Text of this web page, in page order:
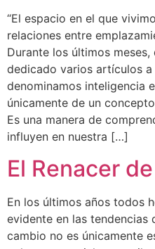
“El espacio en el que
relaciones entre
Durante los últimos
dedicado varios artículos
denominamos inteligencia
únicamente de un
Es una manera de
influyen en nuestra […]
El Renacer
En los últimos años todos
evidente en las tendencias
cambio no es únicamente